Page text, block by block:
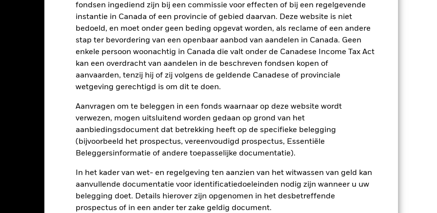
fondsen ingediend zijn bij een commissie voor effecten of bij een regelgevende
instantie in Canada of een provincie of gebied daarvan. Deze website is niet
bedoeld, en moet onder geen beding opgevat worden, als reclame of een andere
stap ter bevordering van een openbaar aanbod van aandelen in Canada. Geen
enkele persoon woonachtig in Canada die valt onder de Canadese Income Tax Act
kan een overdracht van aandelen in de beschreven fondsen kopen of
aanvaarden, tenzij hij of zij volgens de geldende Canadese of provinciale
wetgeving gerechtigd is om dit te doen.
Aanvragen om te beleggen in een fonds waarnaar op deze website wordt
verwezen, mogen uitsluitend worden gedaan op grond van het
aanbiedingsdocument dat betrekking heeft op de specifieke belegging
(bijvoorbeeld het prospectus, vereenvoudigd prospectus, Essentiële
Beleggersinformatie of andere toepasselijke documentatie).
In het kader van wet- en regelgeving ten aanzien van het witwassen van geld kan
aanvullende documentatie voor identificatiedoeleinden nodig zijn wanneer u uw
belegging doet. Details hierover zijn opgenomen in het desbetreffende
prospectus of in een ander ter zake geldig document.
prestaties worden weergegeven op basis van de netto-inventariswaarde (NIW), waarbij de bruto-inkomsten,
van toepassing, worden herbelegd. Het rendement van uw belegging kan stijgen of dalen als gevolg
valutaschommelingen als uw belegging wordt gedaan in een andere valuta dan die gebruikt in de
van de prestaties in het verleden. Bron: Blackrock
Belangrijkste Risico's
en/of de wanbetalingsquote van emittenten hebben een aanzienlijk invloed op de prestaties van
met een rating lager dan beleggingskwaliteit kunnen gevoeliger zijn voor veranderingen in deze
hogere rating. Potentiële of werkelijke verlagingen van de kredietrating kunnen het risiconiveau
gevoeliger voor economische en politieke factoren dan ontwikkelde markten. Tot de overige
beperkingen op beleggingen in of transfers van activa, de laattijdige of niet-uitgevoerde
van invloed op de waarde van de belegging.Derivaten zijn zeer gevoelig voor veranderingen in de
zijn en kunnen leiden tot grotere verliezen of winsten, wat leidt tot grotere schommelingen in de waarde
groter zijn wanneer op een uitvoerige of complexe manier wordt gebruikgemaakt van derivaten.
door overheden in opkomende markten zijn doorgaans gevoeliger voor kredietrisico's dan die uit
die diensten leveren zoals de bewaring van activa, of die optreden als tegenpartij voor afgeleide